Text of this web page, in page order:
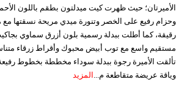
الأميرتان؛ حيث ظهرت كيت ميدلتون بطقم باللون
وحزام رفيع على الخصر وتنورة ميدي مريحة نسقتها
رقيقة، كما أطلت ببدلة رسمية بلون أزرق سماوي
مستقيم واسع مع توب أبيض محبوك وأقراط زرقاء
تألقت الأميرة رجوة ببدلة سوداء مخططة بخطوط
وياقة عريضة متقاطعة م... المزيد